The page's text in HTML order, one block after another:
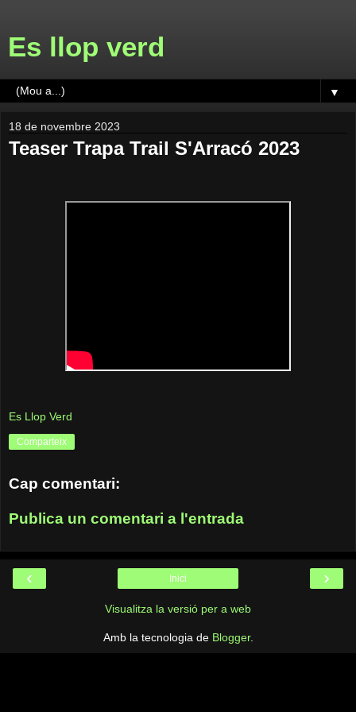
Es llop verd
▼
18 de novembre 2023
Teaser Trapa Trail S'Arracó 2023
Es Llop Verd
Comparteix
Cap comentari:
Publica un comentari a l'entrada
‹ ›
Inici
Visualitza la versió per a web
Amb la tecnologia de Blogger.